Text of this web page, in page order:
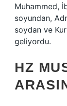
Muhammed,
soyundan,
soydan ve
geliyordu.
HZ